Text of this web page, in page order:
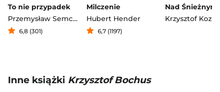
To nie przypadek
Przemysław Semczuk
6,8 (301)
Milczenie
Hubert Hender
6,7 (1197)
Krzysztof
Inne książki Krzysztof Bochus